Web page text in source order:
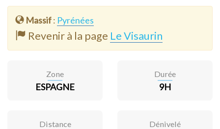
Massif: Pyrénées
Revenir à la page Le Visaurin
Zone
ESPAGNE
Durée
9H
Distance Dénivelé